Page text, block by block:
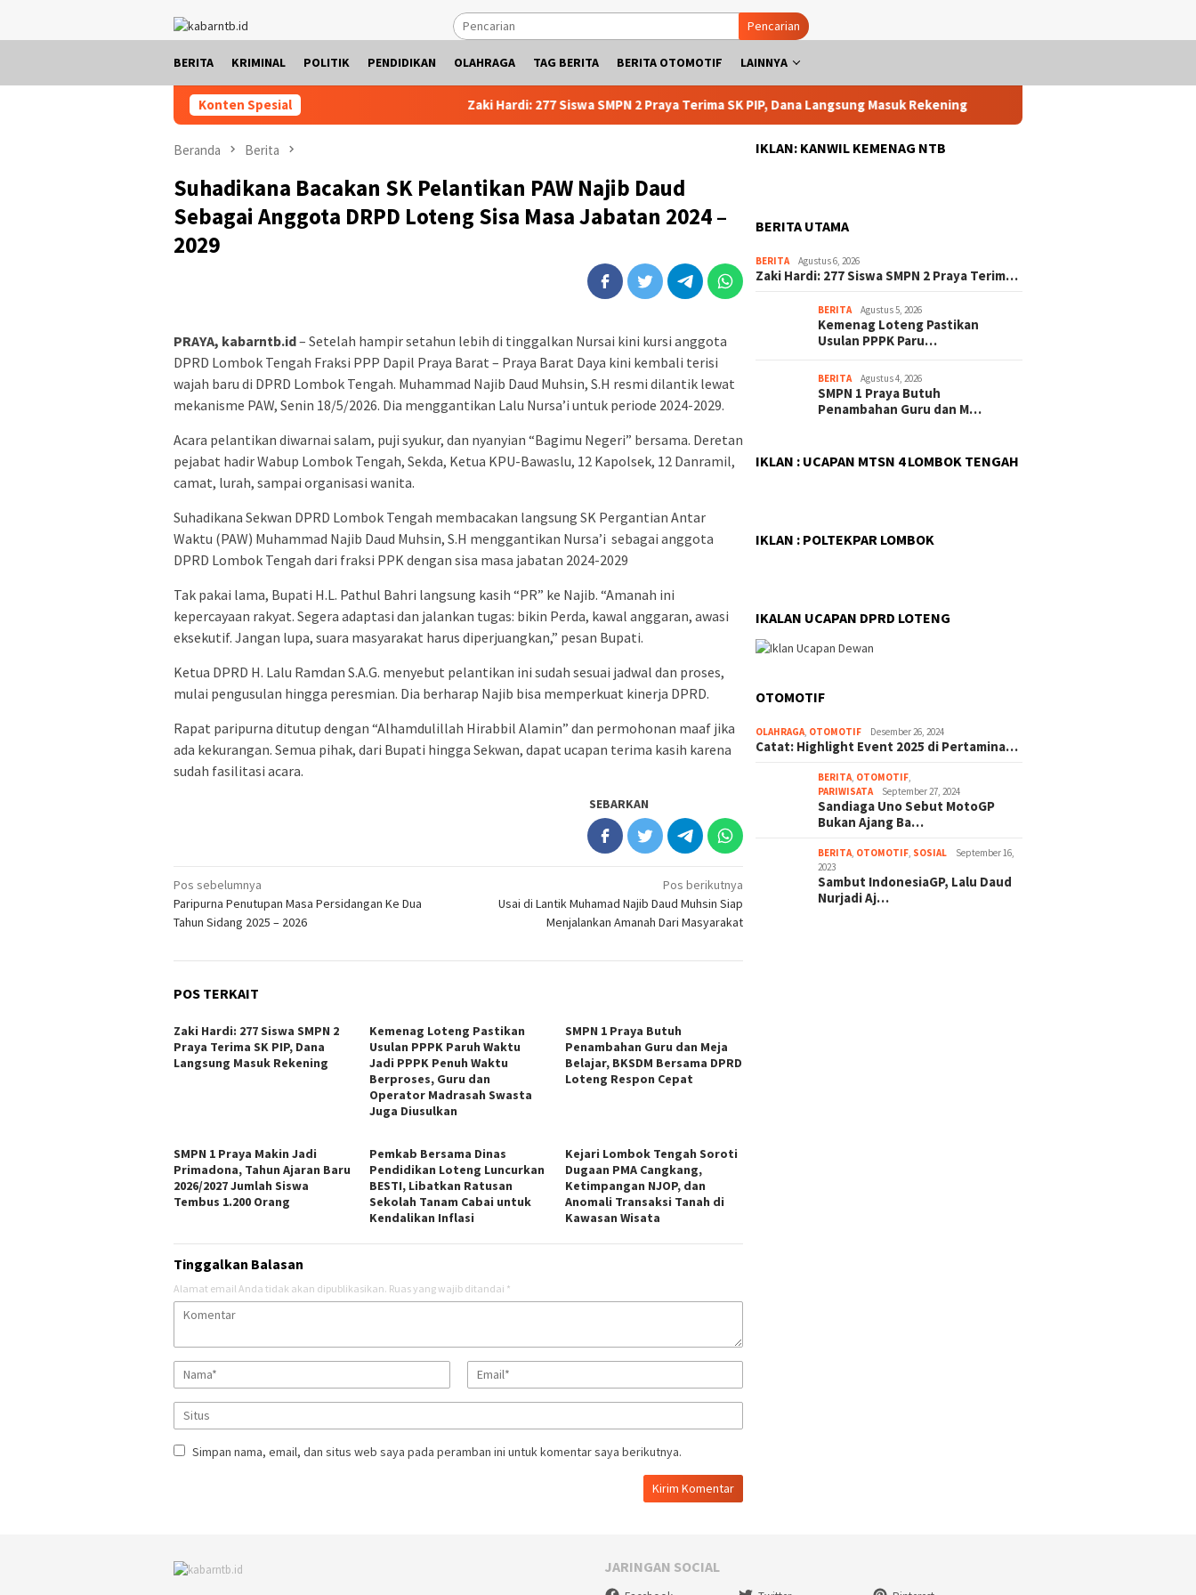
Pencarian
BERITA KRIMINAL POLITIK PENDIDIKAN OLAHRAGA TAG BERITA BERITA OTOMOTIF LAINNYA
Konten Spesial Zaki Hardi: 277 Siswa SMPN 2 Praya Terima SK PIP, Dana Langsung Masuk Rekening
Beranda Berita
Suhadikana Bacakan SK Pelantikan PAW Najib Daud
Sebagai Anggota DRPD Loteng Sisa Masa Jabatan 2024 –
2029
PRAYA, kabarntb.id– Setelah hampir setahun lebih di tinggalkan Nursai kini kursi anggota
DPRD Lombok Tengah Fraksi PPP Dapil Praya Barat – Praya Barat Daya kini kembali terisi
wajah baru di DPRD Lombok Tengah. Muhammad Najib Daud Muhsin, S.H resmi dilantik lewat
mekanisme PAW, Senin 18/5/2026. Dia menggantikan Lalu Nursa’i untuk periode 2024-2029.
Acara pelantikan diwarnai salam, puji syukur, dan nyanyian “Bagimu Negeri” bersama. Deretan
pejabat hadir Wabup Lombok Tengah, Sekda, Ketua KPU-Bawaslu, 12 Kapolsek, 12 Danramil,
camat, lurah, sampai organisasi wanita.
Suhadikana Sekwan DPRD Lombok Tengah membacakan langsung SK Pergantian Antar
Waktu (PAW) Muhammad Najib Daud Muhsin, S.H menggantikan Nursa’i sebagai anggota
DPRD Lombok Tengah dari fraksi PPK dengan sisa masa jabatan 2024-2029
Tak pakai lama, Bupati H.L. Pathul Bahri langsung kasih “PR” ke Najib. “Amanah ini
kepercayaan rakyat. Segera adaptasi dan jalankan tugas: bikin Perda, kawal anggaran, awasi
eksekutif. Jangan lupa, suara masyarakat harus diperjuangkan,” pesan Bupati.
Ketua DPRD H. Lalu Ramdan S.A.G. menyebut pelantikan ini sudah sesuai jadwal dan proses,
mulai pengusulan hingga peresmian. Dia berharap Najib bisa memperkuat kinerja DPRD.
Rapat paripurna ditutup dengan “Alhamdulillah Hirabbil Alamin” dan permohonan maaf jika
ada kekurangan. Semua pihak, dari Bupati hingga Sekwan, dapat ucapan terima kasih karena
sudah fasilitasi acara.
SEBARKAN
Navigasi
pos
Pos sebelumnya
Paripurna Penutupan Masa Persidangan Ke Dua
Tahun Sidang 2025 – 2026
Pos berikutnya
Usai di Lantik Muhamad Najib Daud Muhsin Siap
Menjalankan Amanah Dari Masyarakat
POS TERKAIT
Zaki Hardi: 277 Siswa SMPN 2
Praya Terima SK PIP, Dana
Langsung Masuk Rekening
Kemenag Loteng Pastikan
Usulan PPPK Paruh Waktu
Jadi PPPK Penuh Waktu
Berproses, Guru dan
Operator Madrasah Swasta
Juga Diusulkan
SMPN 1 Praya Butuh
Penambahan Guru dan Meja
Belajar, BKSDM Bersama DPRD
Loteng Respon Cepat
SMPN 1 Praya Makin Jadi
Primadona, Tahun Ajaran Baru
2026/2027 Jumlah Siswa
Tembus 1.200 Orang
Pemkab Bersama Dinas
Pendidikan Loteng Luncurkan
BESTI, Libatkan Ratusan
Sekolah Tanam Cabai untuk
Kendalikan Inflasi
Kejari Lombok Tengah Soroti
Dugaan PMA Cangkang,
Ketimpangan NJOP, dan
Anomali Transaksi Tanah di
Kawasan Wisata
Tinggalkan Balasan
Alamat email Anda tidak akan dipublikasikan. Ruas yang wajib ditandai *
Simpan nama, email, dan situs web saya pada peramban ini untuk komentar saya berikutnya.
IKLAN: KANWIL KEMENAG NTB
BERITA UTAMA
BERITA Agustus 6, 2026
Zaki Hardi: 277 Siswa SMPN 2 Praya Terim…
BERITA Agustus 5, 2026
Kemenag Loteng Pastikan
Usulan PPPK Paru…
BERITA Agustus 4, 2026
SMPN 1 Praya Butuh
Penambahan Guru dan M…
IKLAN : UCAPAN MTSN 4 LOMBOK TENGAH
IKLAN : POLTEKPAR LOMBOK
IKALAN UCAPAN DPRD LOTENG
OTOMOTIF
OLAHRAGA, OTOMOTIF Desember 26, 2024
Catat: Highlight Event 2025 di Pertamina…
BERITA, OTOMOTIF,
PARIWISATA
September 27, 2024
Sandiaga Uno Sebut MotoGP
Bukan Ajang Ba…
BERITA, OTOMOTIF, SOSIAL
September 16,
2023
Sambut IndonesiaGP, Lalu Daud
Nurjadi Aj…
JARINGAN SOCIAL